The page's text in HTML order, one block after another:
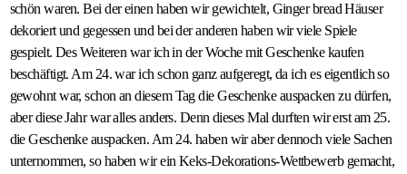
schön waren. Bei der einen haben wir gewichtelt, Ginger bread Häuser
dekoriert und gegessen und bei der anderen haben wir viele Spiele
gespielt. Des Weiteren war ich in der Woche mit Geschenke kaufen
beschäftigt. Am 24. war ich schon ganz aufgeregt, da ich es eigentlich so
gewohnt war, schon an diesem Tag die Geschenke auspacken zu dürfen,
aber diese Jahr war alles anders. Denn dieses Mal durften wir erst am 25.
die Geschenke auspacken. Am 24. haben wir aber dennoch viele Sachen
unternommen, so haben wir ein Keks-Dekorations-Wettbewerb gemacht,